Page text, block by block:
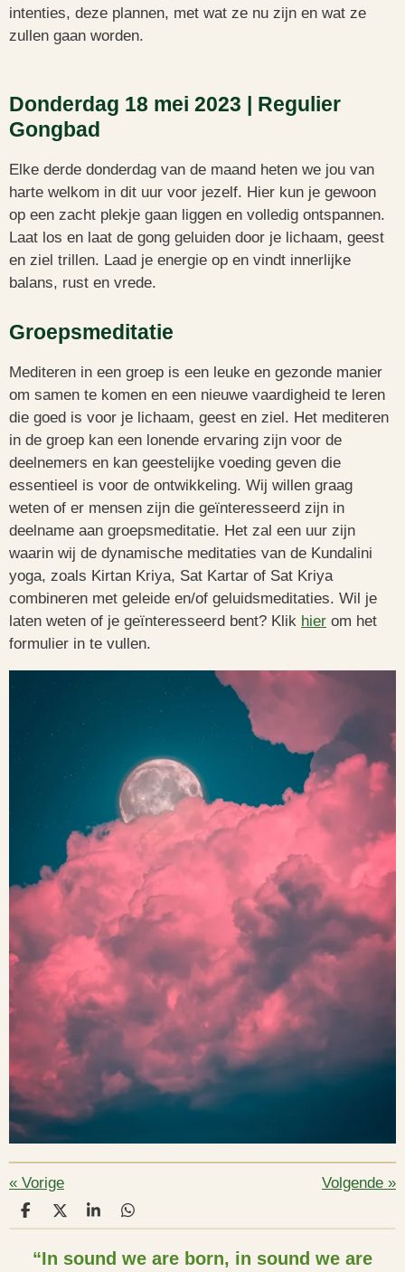
intenties, deze plannen, met wat ze nu zijn en wat ze
zullen gaan worden.
Donderdag 18 mei 2023 | Regulier
Gongbad
Elke derde donderdag van de maand heten we jou van
harte welkom in dit uur voor jezelf. Hier kun je gewoon
op een zacht plekje gaan liggen en volledig ontspannen.
Laat los en laat de gong geluiden door je lichaam, geest
en ziel trillen. Laad je energie op en vindt innerlijke
balans, rust en vrede.
Groepsmeditatie
Mediteren in een groep is een leuke en gezonde manier
om samen te komen en een nieuwe vaardigheid te leren
die goed is voor je lichaam, geest en ziel. Het mediteren
in de groep kan een lonende ervaring zijn voor de
deelnemers en kan geestelijke voeding geven die
essentieel is voor de ontwikkeling. Wij willen graag
weten of er mensen zijn die geïnteresseerd zijn in
deelname aan groepsmeditatie. Het zal een uur zijn
waarin wij de dynamische meditaties van de Kundalini
yoga, zoals Kirtan Kriya, Sat Kartar of Sat Kriya
combineren met geleide en/of geluidsmeditaties. Wil je
laten weten of je geïnteresseerd bent? Klik hier om het
formulier in te vullen.
« Vorige Volgende »
D
e
D
e
S
h
r
D
e
e
“In sound we are born, in sound we are